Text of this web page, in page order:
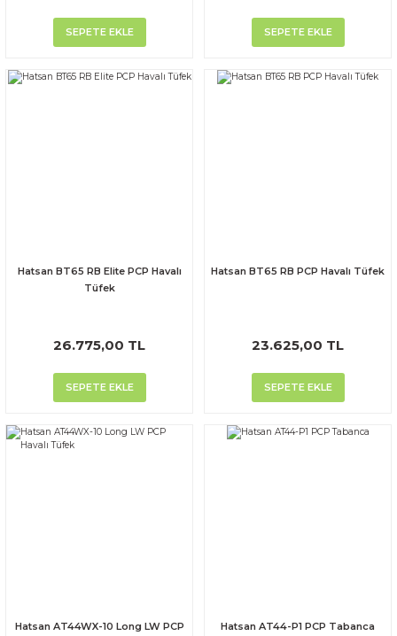
SEPETE EKLE SEPETE EKLE
Hatsan BT65 RB Elite PCP Havalı
Tüfek
26.775,00 TL
SEPETE EKLE
Hatsan BT65 RB PCP Havalı Tüfek
23.625,00 TL
SEPETE EKLE
Hatsan AT44WX-10 Long LW PCP Hatsan AT44-P1 PCP Tabanca